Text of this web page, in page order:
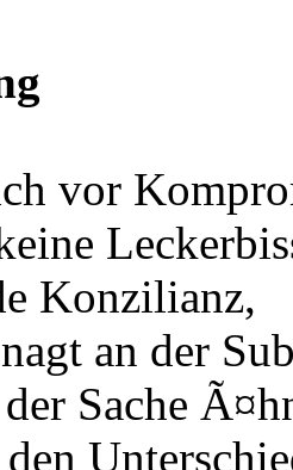
vor
Konzilianz,
an der
Sache